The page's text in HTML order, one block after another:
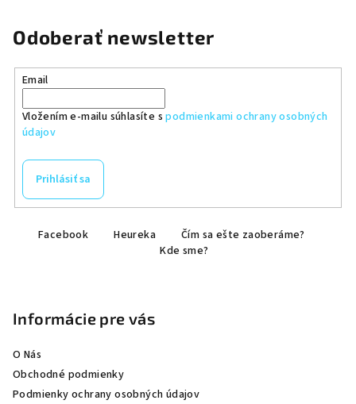
Odoberať newsletter
Email
Vložením e-mailu súhlasíte spodmienkami ochrany osobných
údajov
Prihlásiť sa
Facebook Heureka
Čím sa ešte zaoberáme?
Kde sme?
Informácie pre vás
O Nás
Obchodné podmienky
Podmienky ochrany osobných údajov